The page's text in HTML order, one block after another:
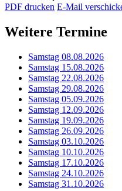
PDF drucken E-Mail
Weitere Termine
Samstag 08.08.2026
Samstag 15.08.2026
Samstag 22.08.2026
Samstag 29.08.2026
Samstag 05.09.2026
Samstag 12.09.2026
Samstag 19.09.2026
Samstag 26.09.2026
Samstag 03.10.2026
Samstag 10.10.2026
Samstag 17.10.2026
Samstag 24.10.2026
Samstag 31.10.2026